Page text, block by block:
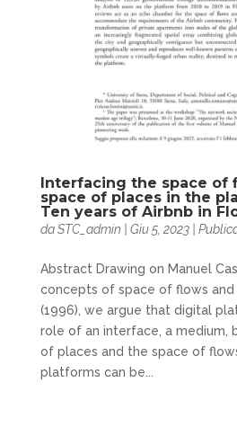
Interfacing the space of
space of places in the
Ten years of Airbnb in
daSTC_admin Giu 5, 2023|
Abstract Drawing on Manuel
concepts of space of flows
(1996), we argue that digital
role of an interface, a medium,
of places and the space of
platforms can be...